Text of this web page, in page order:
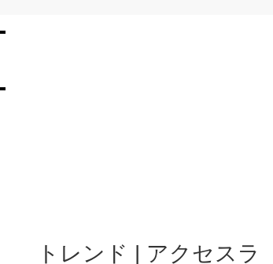
トレンド | アクセスラ